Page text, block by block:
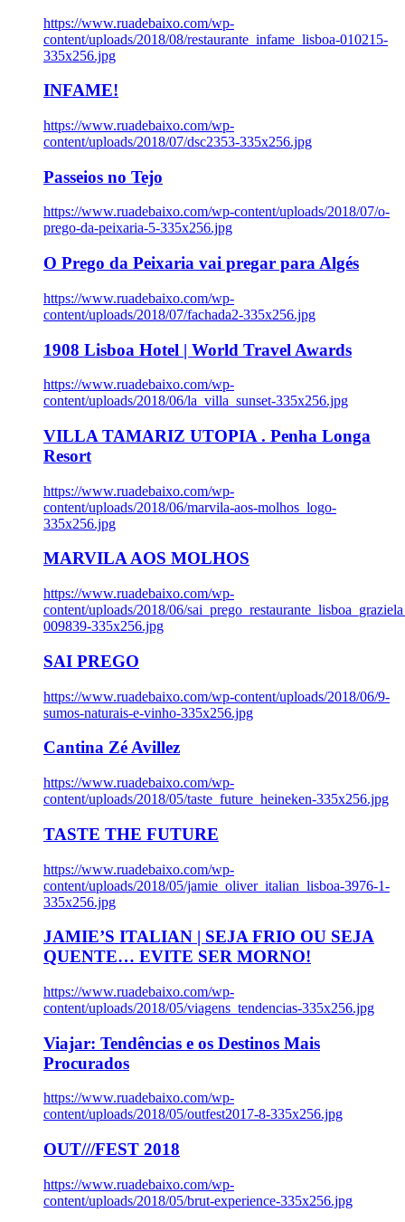
https://www.ruadebaixo.com/wp-
content/uploads/2018/08/restaurante_infame_lisboa-010215-
335x256.jpg
INFAME!
https://www.ruadebaixo.com/wp-
content/uploads/2018/07/dsc2353-335x256.jpg
Passeios no Tejo
https://www.ruadebaixo.com/wp-content/uploads/2018/07/o-
prego-da-peixaria-5-335x256.jpg
O Prego da Peixaria vai pregar para Algés
https://www.ruadebaixo.com/wp-
content/uploads/2018/07/fachada2-335x256.jpg
1908 Lisboa Hotel | World Travel Awards
https://www.ruadebaixo.com/wp-
content/uploads/2018/06/la_villa_sunset-335x256.jpg
VILLA TAMARIZ UTOPIA . Penha Longa
Resort
https://www.ruadebaixo.com/wp-
content/uploads/2018/06/marvila-aos-molhos_logo-
335x256.jpg
MARVILA AOS MOLHOS
https://www.ruadebaixo.com/wp-
content/uploads/2018/06/
009839-335x256.jpg
SAI PREGO
https://www.ruadebaixo.com/wp-content/uploads/2018/06/9-
sumos-naturais-e-vinho-335x256.jpg
Cantina Zé Avillez
https://www.ruadebaixo.com/wp-
content/uploads/2018/05/taste_future_heineken-335x256.jpg
TASTE THE FUTURE
https://www.ruadebaixo.com/wp-
content/uploads/2018/05/jamie_oliver_italian_lisboa-3976-1-
335x256.jpg
JAMIE’S ITALIAN | SEJA FRIO OU SEJA
QUENTE… EVITE SER MORNO!
https://www.ruadebaixo.com/wp-
content/uploads/2018/05/viagens_tendencias-335x256.jpg
Viajar: Tendências e os Destinos Mais
Procurados
https://www.ruadebaixo.com/wp-
content/uploads/2018/05/outfest2017-8-335x256.jpg
OUT///FEST 2018
https://www.ruadebaixo.com/wp-
content/uploads/2018/05/brut-experience-335x256.jpg